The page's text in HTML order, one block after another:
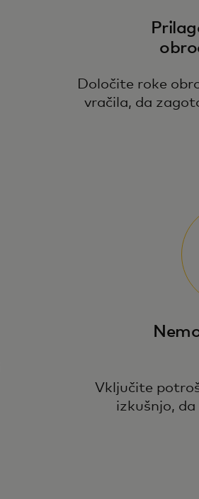
Določite roke
vračila, da
Vključite
izkušnjo,